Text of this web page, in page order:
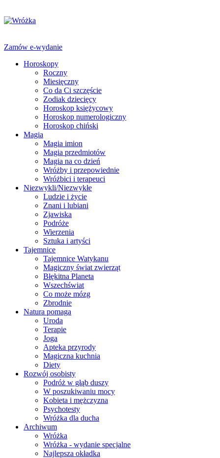
Zamów e-wydanie
Horoskopy
Roczny
Miesięczny
Co da Ci szczęście
Zodiak dziecięcy
Horoskop księżycowy
Horoskop numerologiczny
Horoskop chiński
Magia
Magia imion
Magia przedmiotów
Magia na co dzień
Wróżby i przepowiednie
Wróżbici i terapeuci
Niezwykli/Niezwykłe
Ludzie i życie
Znani i lubiani
Zjawiska
Podróże
Wierzenia
Sztuka i artyści
Tajemnice
Tajemnice Watykanu
Magiczny świat zwierząt
Błękitna Planeta
Wszechświat
Co może mózg
Zbrodnie
Natura pomaga
Uroda
Terapie
Joga
Apteka przyrody
Magiczna kuchnia
Diety
Rozwój osobisty
Podróż w głąb duszy
W poszukiwaniu mocy
Kobieta i mężczyzna
Psychotesty
Wróżka dla ducha
Archiwum
Wróżka
Wróżka - wydanie specjalne
Najlepsza okładka